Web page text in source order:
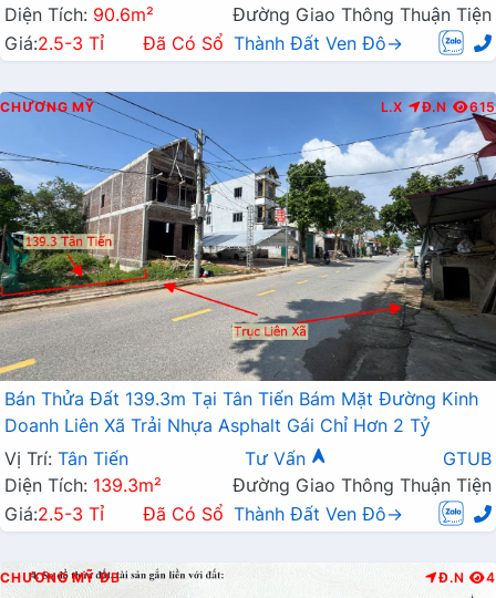
Diện Tích: 90.6m²
Đường Giao Thông Thuận Tiện
Giá:2.5-3 Tỉ Đã Có Sổ Thành Đất Ven Đô→
CHƯƠNG MỸ L.X Đ.N 615
Bán Thửa Đất 139.3m Tại Tân Tiến Bám Mặt Đường Kinh
Doanh Liên Xã Trải Nhựa Asphalt Gái Chỉ Hơn 2 Tỷ
Vị Trí: Tân Tiến Tư Vấn
GTUB
Diện Tích: 139.3m²
Đường Giao Thông Thuận Tiện
Giá:2.5-3 Tỉ Đã Có Sổ Thành Đất Ven Đô→
CHƯƠNG MỸ ĐB Đ.N 4